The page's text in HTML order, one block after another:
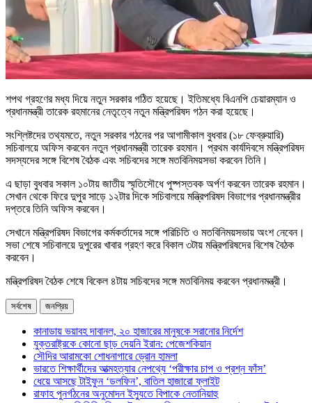
শপথ গ্রহণের মধ্য দিয়ে নতুন সরকার গঠিত হয়েছে। ইতিমধ্যে বিএনপি চেয়ারম্যান ও
প্রধানমন্ত্রী তারেক রহমানের নেতৃত্বে নতুন মন্ত্রিপরিষদ গঠন করা হয়েছে।
সংশ্লিষ্টদের তথ্যমতে, নতুন সরকার গঠনের পর আগামীকাল বুধবার (১৮ ফেব্রুয়ারি)
সচিবালয়ে অফিস করবেন নতুন প্রধানমন্ত্রী তারেক রহমান। প্রথম কার্যদিবসে মন্ত্রিপরিষদ
সদস্যদের সঙ্গে বিশেষ বৈঠক এবং সচিবদের সঙ্গে মতবিনিময়সভা করবেন তিনি।
এ ছাড়া বুধবার সকাল ১০টায় জাতীয় স্মৃতিসৌধে পুষ্পস্তবক অর্পণ করবেন তারেক রহমান।
সেখান থেকে ফিরে দুপুর সাড়ে ১২টার দিকে সচিবালয়ে মন্ত্রিপরিষদ বিভাগের প্রধানমন্ত্রীর
দপ্তরে তিনি অফিস করবেন।
সেখানে মন্ত্রিপরিষদ বিভাগের কর্মকর্তাদের সঙ্গে পরিচিতি ও মতবিনিময়সভায় অংশ নেবেন।
সভা শেষে সচিবালয়ে দুপুরের খাবার গ্রহণ করে বিকাল ৩টায় মন্ত্রিপরিষদের বিশেষ বৈঠক
করবেন।
মন্ত্রিপরিষদ বৈঠক শেষে বিকেল ৪টায় সচিবদের সঙ্গে মতবিনিময় করবেন প্রধানমন্ত্রী।
সর্বশেষ জনপ্রিয়
কানাডায় ভয়াবহ দাবানল, ২০ হাজারের মানুষকে সরানোর নির্দেশ
যুক্তরাষ্ট্রকে কোনো ছাড় দেয়নি ইরান: পেজেশকিয়ান
সৌদির আরামকো শোধনাগারে ড্রোন হামলা
ভারতে শিক্ষার্থীদের আত্মহত্যার নেপথ্যে ‘পরীক্ষার চাপ ও প্রশ্ন ফাঁস’
ধেয়ে আসছে টাইফুন ‘ডলফিন’, বাতিল হাজারো ফ্লাইট
রাফাহ পুনর্গঠনের অনুমোদন ইস্যুতে বিপাকে নেতানিয়াহু